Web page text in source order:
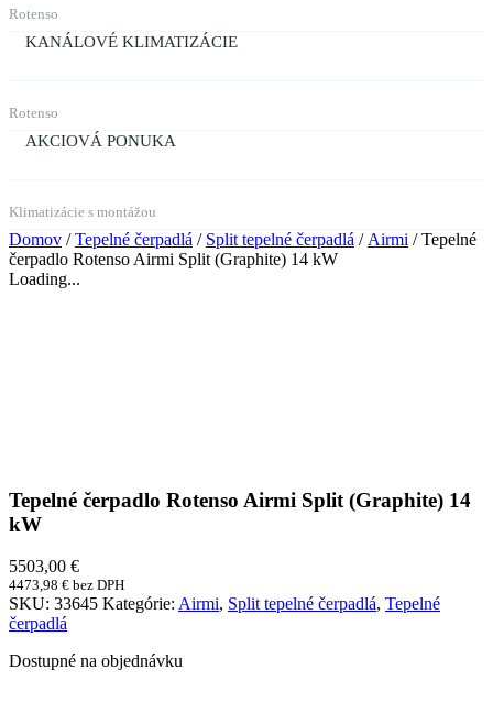
Rotenso
KANÁLOVÉ KLIMATIZÁCIE
Rotenso
AKCIOVÁ PONUKA
Klimatizácie s montážou
Domov /Tepelné čerpadlá / Split tepelné čerpadlá / Airmi / Tepelné
čerpadlo Rotenso Airmi Split (Graphite) 14 kW
Loading...
Tepelné čerpadlo Rotenso Airmi Split (Graphite) 14
kW
5503,00 €
4473,98 € bez DPH
SKU: 33645 Kategórie: Airmi, Split tepelné čerpadlá, Tepelné
čerpadlá
Dostupné na objednávku